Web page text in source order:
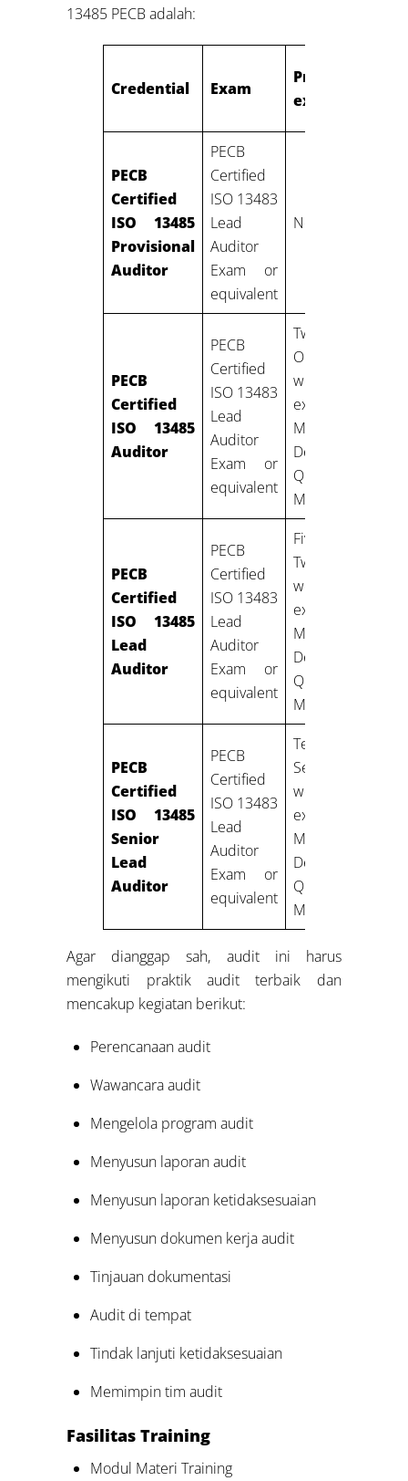
13485 PECB adalah:
Credential Exam
Professional
experience
PECB
Certified
ISO 13485
Provisional
Auditor
PECB
Certified
ISO 13483
Lead
Auditor
Exam or
equivalent
None
PECB
Certified
ISO 13485
Auditor
PECB
Certified
ISO 13483
Lead
Auditor
Exam or
equivalent
Two years:
One year of
work
experience in
Medical
Devices
Quality
Management
PECB
Certified
ISO 13485
Lead
Auditor
PECB
Certified
ISO 13483
Lead
Auditor
Exam or
equivalent
Five years:
Two years of
work
experience in
Medical
Devices
Quality
Management
PECB
Certified
ISO 13485
Senior
Lead
Auditor
PECB
Certified
ISO 13483
Lead
Auditor
Exam or
equivalent
Ten years:
Seven years of
work
experience in
Medical
Devices
Quality
Management
Agar dianggap sah, audit ini harus
mengikuti praktik audit terbaik dan
mencakup kegiatan berikut:
Perencanaan audit
Wawancara audit
Mengelola program audit
Menyusun laporan audit
Menyusun laporan ketidaksesuaian
Menyusun dokumen kerja audit
Tinjauan dokumentasi
Audit di tempat
Tindak lanjuti ketidaksesuaian
Memimpin tim audit
Fasilitas Training
Modul Materi Training